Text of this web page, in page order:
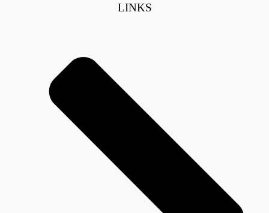
LINKS